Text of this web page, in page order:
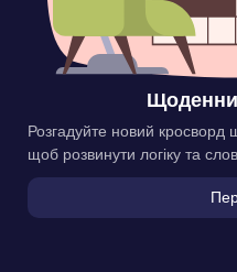
Розгадуйте новий кросворд
щоб розвинути логіку та